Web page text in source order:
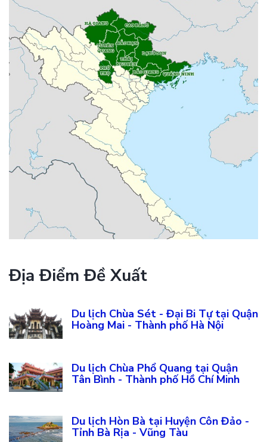
Địa Điểm Đề Xuất
Du lịch Chùa Sét - Đại Bi Tự tại Quận
Hoàng Mai - Thành phố Hà Nội
Du lịch Chùa Phổ Quang tại Quận
Tân Bình - Thành phố Hồ Chí Minh
Du lịch Hòn Bà tại Huyện Côn Đảo -
Tỉnh Bà Rịa - Vũng Tàu